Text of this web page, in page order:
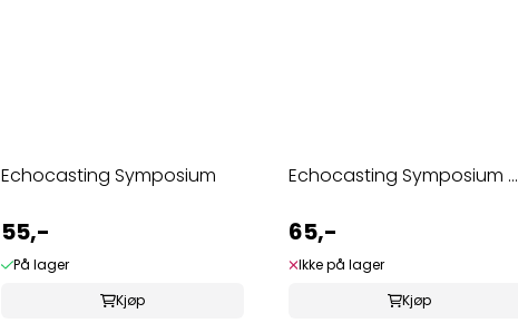
Echocasting Symposium
55,-
På lager
Kjøp
Echocasting Symposium ...
65,-
Ikke på lager
Kjøp